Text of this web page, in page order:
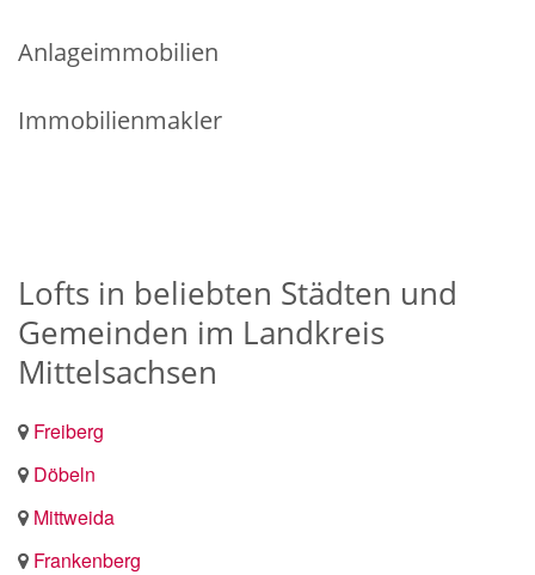
Anlageimmobilien
Immobilienmakler
Lofts in beliebten Städten und
Gemeinden im Landkreis
Mittelsachsen
Freiberg
Döbeln
Mittweida
Frankenberg